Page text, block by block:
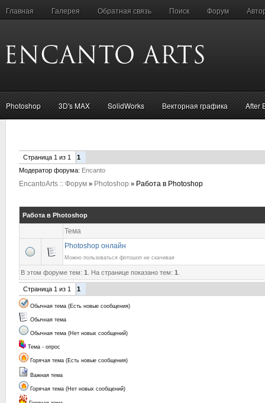
Главная Галерея Обратная связь Поиск Форум
Photoshop 3D's MAX SolidWorks Векторная графика After
Страница 1 из 1
1
Модератор форума: Encanto
EncantoArts :: Форум » Photoshop » Работа в Photoshop
Работа в Photoshop
Тема
Photoshop онлайн
Можно пользоваться фотошоп не скачивая
В этом форуме тем: 1 . На странице показано тем: 1
Страница 1 из 1 1
Обычная тема (Есть новые сообщения)
Обычная тема
Обычная тема (Нет новых сообщений)
Тема - опрос
Горячая тема (Есть новые сообщения)
Важная тема
Горячая тема (Нет новых сообщений)